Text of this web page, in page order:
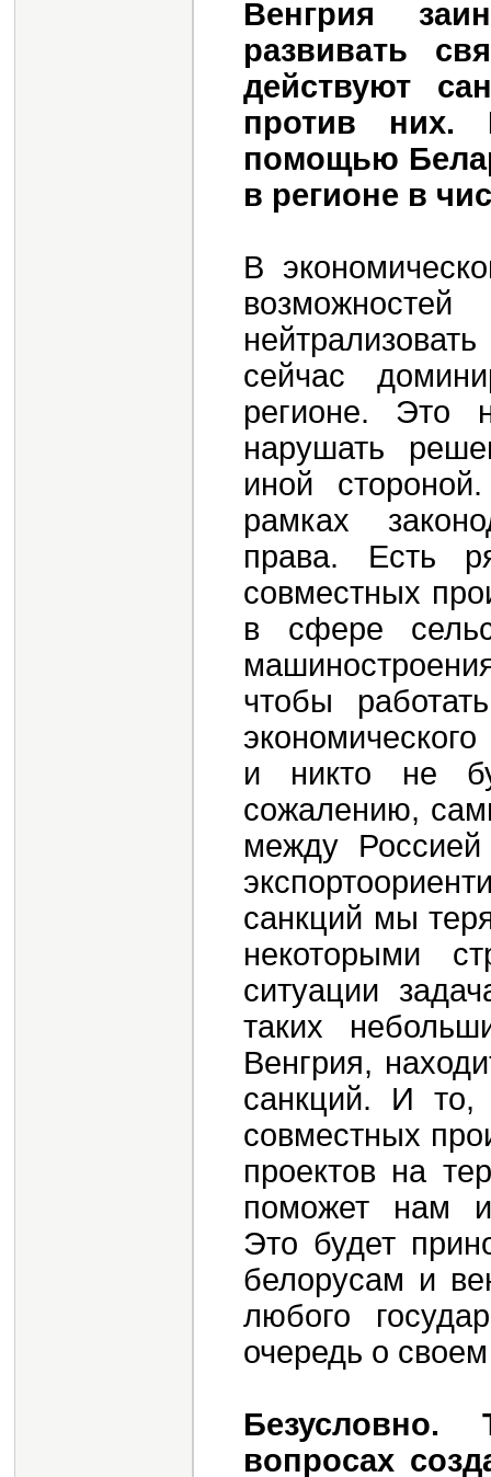
Венгрия
развивать
действуют
против них.
помощью
в регионе в
В
сейчас
регионе. Это
нарушать
иной
рамках
права. Есть
совместных
в сфере
чтобы
и никто не
сожалению,
между
санкций мы
некоторыми
ситуации
таких
Венгрия,
санкций. И
совместных
проектов на
поможет нам
Это будет
белорусам и
любого
очередь о
вопросах